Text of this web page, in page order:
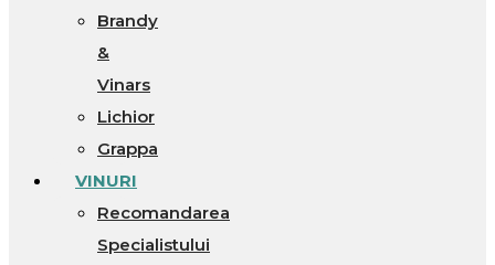
Brandy
&
Vinars
Lichior
Grappa
VINURI
Recomandarea
Specialistului